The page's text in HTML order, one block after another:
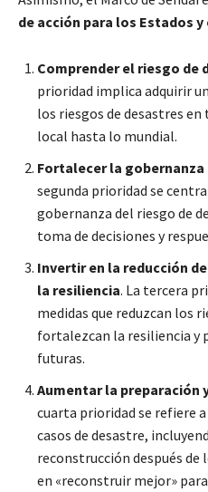
de acción para los Estados
Comprender el riesgo de
prioridad implica adquirir
los riesgos de desastres
local hasta lo mundial.
Fortalecer la
segunda prioridad se
gobernanza del riesgo de
toma de decisiones y
Invertir en la reducción
la resiliencia. La tercera
medidas que reduzcan los
fortalezcan la resiliencia y
futuras.
Aumentar la preparación
cuarta prioridad se refiere
casos de desastre,
reconstrucción después de
en «reconstruir mejor»